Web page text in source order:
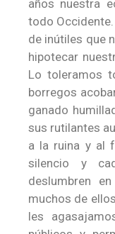
años nuestra
todo
de inútiles que
hipotecar
Lo toleramos
borregos
ganado
sus rutilantes
a la ruina y al
silencio y
deslumbren
muchos de
les